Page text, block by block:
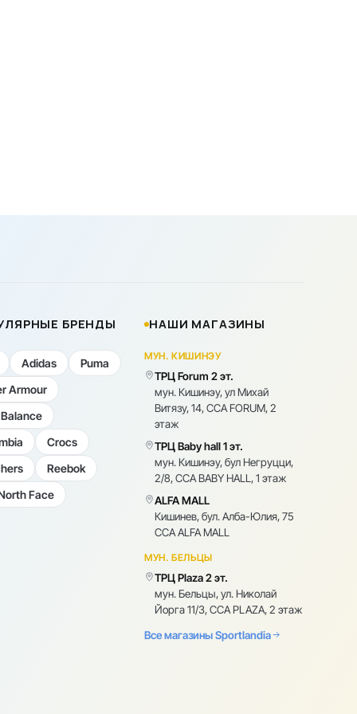
БРЕНДЫ
Adidas
Puma
Armour
Crocs
Reebok
Face
НАШИ МАГАЗИНЫ
МУН. КИШИНЭУ
ТРЦ Forum 2 эт.
мун. Кишинэу, ул Михай
Витязу, 14, CCA FORUM, 2
этаж
ТРЦ Baby hall 1 эт.
мун. Кишинэу, бул Негруцци,
2/8, CCA BABY HALL, 1 этаж
ALFA MALL
Кишинев, бул. Алба-Юлия, 75
CCA ALFA MALL
МУН. БЕЛЬЦЫ
ТРЦ Plaza 2 эт.
мун. Бельцы, ул. Николай
Йорга 11/3, CCA PLAZA, 2 этаж
Все магазины Sportlandia